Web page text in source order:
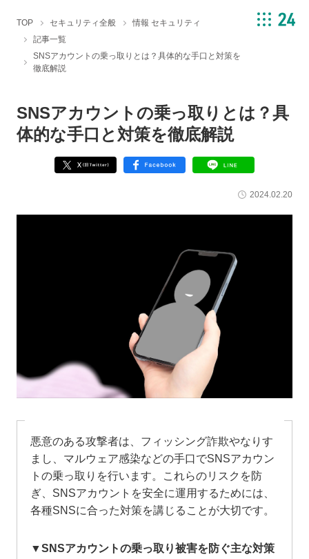
TOP セキュリティ全般
情報 セキュリティ
記事一覧
SNSアカウントの乗っ取りとは？具体的な手口と対策を
徹底解説
SNSアカウントの乗っ取りとは？具
体的な手口と対策を徹底解説
2024.02.20
悪意のある攻撃者は、フィッシング詐欺やなりす
まし、マルウェア感染などの手口でSNSアカウン
トの乗っ取りを行います。これらのリスクを防
ぎ、SNSアカウントを安全に運用するためには、
各種SNSに合った対策を講じることが大切です。
▼SNSアカウントの乗っ取り被害を防ぐ主な対策